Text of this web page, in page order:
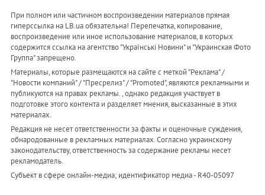
При полном или частичном воспроизведении материалов прямая
гиперссылка на LB.ua обязательна! Перепечатка, копирование,
воспроизведение или иное использование материалов, в которых
содержится ссылка на агентство "Українськi Новини" и "Украинская Фото
Группа" запрещено.
Материалы, которые размещаются на сайте с меткой "Реклама" /
"Новости компаний" / "Пресрелиз" / "Promoted", являются рекламными и
публикуются на правах рекламы. , однако редакция участвует в
подготовке этого контента и разделяет мнения, высказанные в этих
материалах.
Редакция не несет ответственности за факты и оценочные суждения,
обнародованные в рекламных материалах. Согласно украинскому
законодательству, ответственность за содержание рекламы несет
рекламодатель.
Субъект в сфере онлайн-медиа; идентификатор медиа - R40-05097